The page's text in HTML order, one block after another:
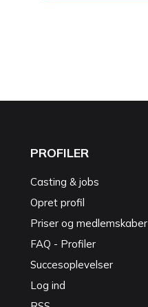
PROFILER
Casting & jobs
Opret profil
Priser og medlemskaber
FAQ - Profiler
Succesoplevelser
Log ind